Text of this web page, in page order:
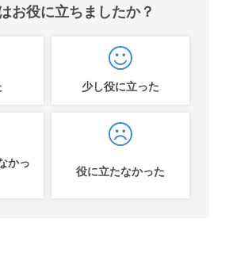
お役に立ちましたか？
少し役に立った
かっ
役に立たなかった